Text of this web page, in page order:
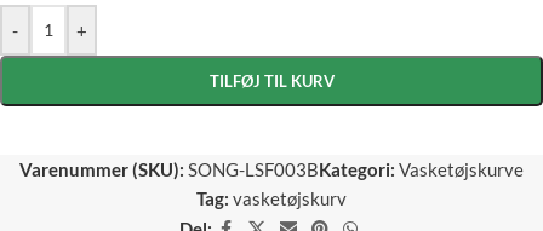
- +
TILFØJ TIL KURV
Varenummer (SKU): SONG-LSF003BKategori: Vasketøjskurve
Tag: vasketøjskurv